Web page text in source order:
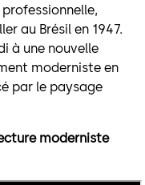
au Brésil en 1947.
à une nouvelle
moderniste en
par le paysage
moderniste